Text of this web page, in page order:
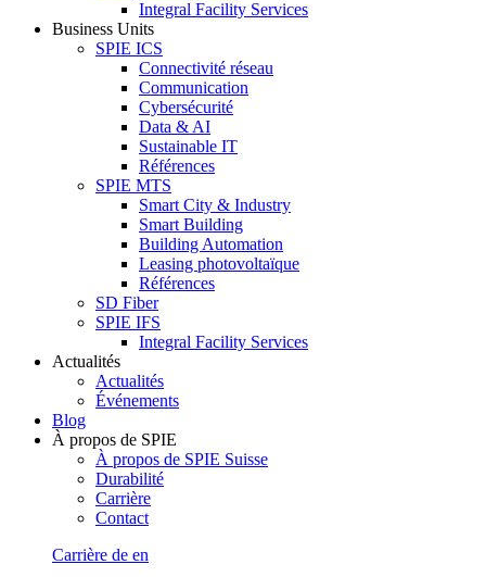
Integral Facility Services
Business Units
SPIE ICS
Connectivité réseau
Communication
Cybersécurité
Data & AI
Sustainable IT
Références
SPIE MTS
Smart City & Industry
Smart Building
Building Automation
Leasing photovoltaïque
Références
SD Fiber
SPIE IFS
Integral Facility Services
Actualités
Actualités
Événements
Blog
À propos de SPIE
À propos de SPIE Suisse
Durabilité
Carrière
Contact
Carrière de en